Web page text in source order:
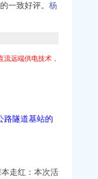
一致好评。 杨
远端供电技术，
路隧道基站的
走红：本次活